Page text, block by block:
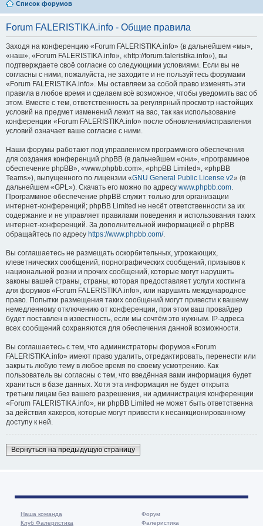
Список форумов
Forum FALERISTIKA.info - Общие правила
Заходя на конференцию «Forum FALERISTIKA.info» (в дальнейшем «мы»,
«наш», «Forum FALERISTIKA.info», «http://forum.faleristika.info»), вы
подтверждаете своё согласие со следующими условиями. Если вы не
согласны с ними, пожалуйста, не заходите и не пользуйтесь форумами
«Forum FALERISTIKA.info». Мы оставляем за собой право изменять эти
правила в любое время и сделаем всё возможное, чтобы уведомить вас об
этом. Вместе с тем, ответственность за регулярный просмотр настойщих
условий на предмет изменений лежит на вас, так как использование
конференции «Forum FALERISTIKA.info» после обновления/исправления
условий означает ваше согласие с ними.
Наши форумы работают под управлением программного обеспечения
для создания конференций phpBB (в дальнейшем «они», «программное
обеспечение phpBB», «www.phpbb.com», «phpBB Limited», «phpBB
Teams»), выпущенного по лицензии «GNU General Public License v2» (в
дальнейшем «GPL»). Скачать его можно по адресу www.phpbb.com.
Программное обеспечение phpBB служит только для организации
интернет-конференций; phpBB Limited не несёт ответственности за их
содержание и не управляет правилами поведения и использования таких
интернет-конференций. За дополнительной информацией о phpBB
обращайтесь по адресу https://www.phpbb.com/.
Вы соглашаетесь не размещать оскорбительных, угрожающих,
клеветнических сообщений, порнографических сообщений, призывов к
национальной розни и прочих сообщений, которые могут нарушить
законы вашей страны, страны, которая предоставляет услуги хостинга
для форумов «Forum FALERISTIKA.info», или нарушить международное
право. Попытки размещения таких сообщений могут привести к вашему
немедленному отключению от конференции, при этом ваш провайдер
будет поставлен в известность, если мы сочтём это нужным. IP-адреса
всех сообщений сохраняются для обеспечения данной возможности.
Вы соглашаетесь с тем, что администраторы форумов «Forum
FALERISTIKA.info» имеют право удалить, отредактировать, перенести или
закрыть любую тему в любое время по своему усмотрению. Как
пользователь вы согласны с тем, что введённая вами информация будет
храниться в базе данных. Хотя эта информация не будет открыта
третьим лицам без вашего разрешения, ни администрация конференции
«Forum FALERISTIKA.info», ни phpBB Limited не может быть ответственна
за действия хакеров, которые могут привести к несанкционированному
доступу к ней.
Вернуться на предыдущую страницу
Наша команда
Клуб Фалеристика
Форум
Фалеристика